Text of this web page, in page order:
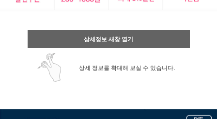
상세정보 새창 열기
상세 정보를 확대해 보실 수 있습니다.